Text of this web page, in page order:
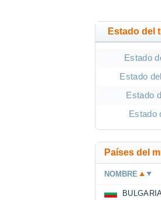
Estado del
Estado
Estado
Estado
Estado
Países del
NOMBRE